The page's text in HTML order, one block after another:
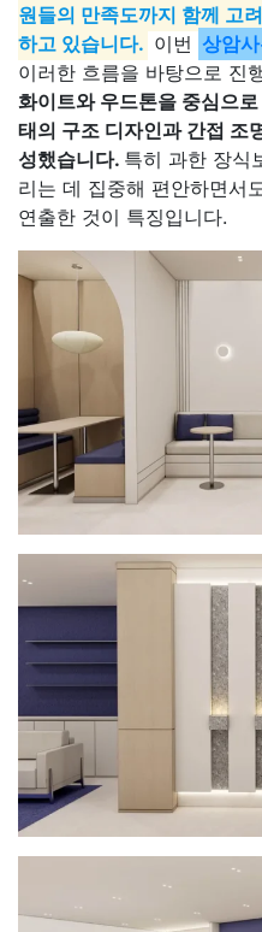
원들의 만족도까지 함께 고
하고 있습니다. 이번 상암
이러한 흐름을 바탕으로 진
화이트와 우드톤을 중심으
태의 구조 디자인과 간접 조
성했습니다. 특히 과한 장식
리는 데 집중해 편안하면서
연출한 것이 특징입니다.